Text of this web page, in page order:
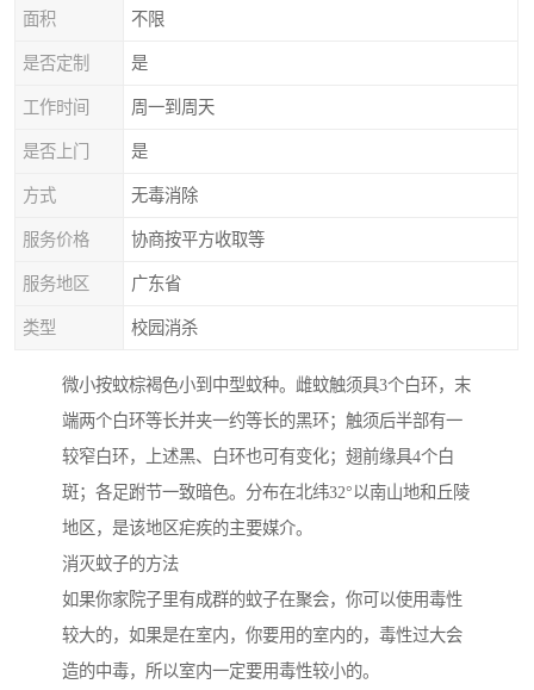
面积 不限
是否定制 是
工作时间 周一到周天
是否上门 是
方式 无毒消除
服务价格 协商按平方收取等
服务地区 广东省
类型 校园消杀
微小按蚊棕褐色小到中型蚊种。雌蚊触须具3个白环，末
端两个白环等长并夹一约等长的黑环；触须后半部有一
较窄白环，上述黑、白环也可有变化；翅前缘具4个白
斑；各足跗节一致暗色。分布在北纬32°以南山地和丘陵
地区，是该地区疟疾的主要媒介。
消灭蚊子的方法
如果你家院子里有成群的蚊子在聚会，你可以使用毒性
较大的，如果是在室内，你要用的室内的，毒性过大会
造的中毒，所以室内一定要用毒性较小的。